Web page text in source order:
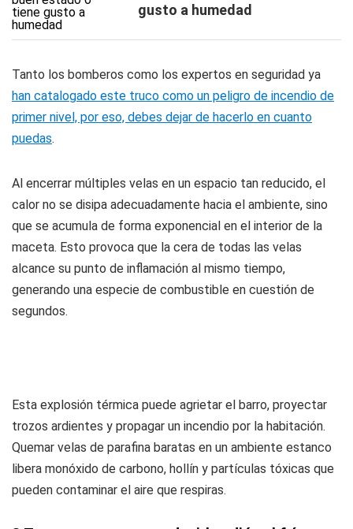
gusto a humedad
Tanto los bomberos como los expertos en seguridad ya
han catalogado este truco como un peligro de incendio de
primer nivel, por eso, debes dejar de hacerlo en cuanto
puedas.
Al encerrar múltiples velas en un espacio tan reducido, el
calor no se disipa adecuadamente hacia el ambiente, sino
que se acumula de forma exponencial en el interior de la
maceta. Esto provoca que la cera de todas las velas
alcance su punto de inflamación al mismo tiempo,
generando una especie de combustible en cuestión de
segundos.
Esta explosión térmica puede agrietar el barro, proyectar
trozos ardientes y propagar un incendio por la habitación.
Quemar velas de parafina baratas en un ambiente estanco
libera monóxido de carbono, hollín y partículas tóxicas que
pueden contaminar el aire que respiras.